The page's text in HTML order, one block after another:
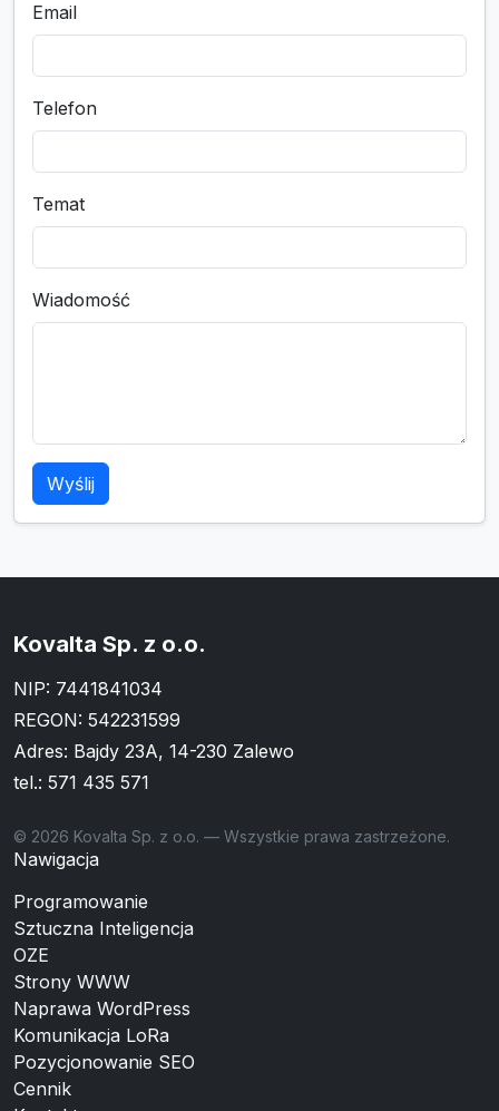
Email
Telefon
Temat
Wiadomość
Wyślij
Kovalta Sp. z o.o.
NIP: 7441841034
REGON: 542231599
Adres: Bajdy 23A, 14-230 Zalewo
tel.: 571 435 571
© 2026 Kovalta Sp. z o.o. — Wszystkie prawa zastrzeżone.
Nawigacja
Programowanie
Sztuczna Inteligencja
OZE
Strony WWW
Naprawa WordPress
Komunikacja LoRa
Pozycjonowanie SEO
Cennik